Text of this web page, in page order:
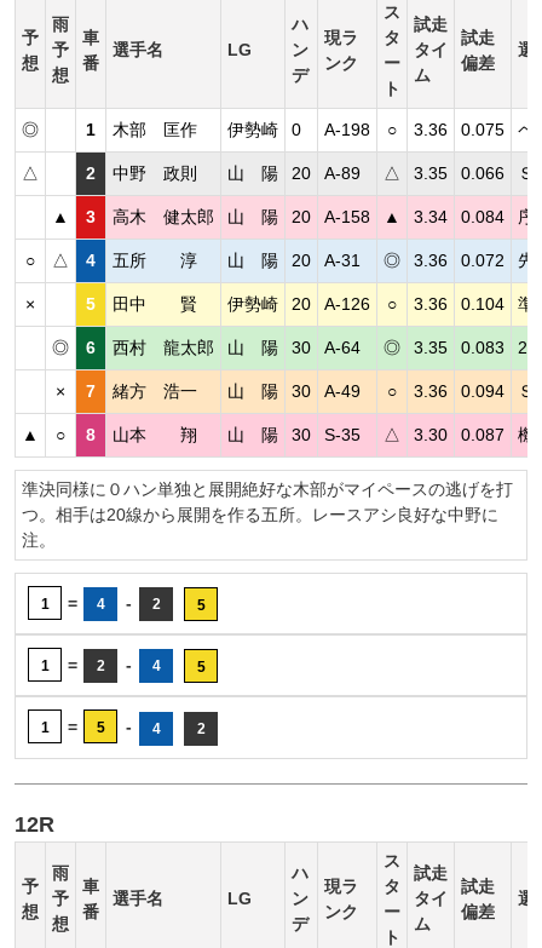
予
想
雨
予
想
車
番
選手名 LG
ハ
ン
デ
現ラ
ンク
ス
タ
ー
ト
試走
タイ
ム
試走
偏差
選
◎ 1 木部 匡作 伊勢崎 0 A-198 ○ 3.36 0.075 ペ
△ 2 中野 政則 山 陽 20 A-89 △ 3.35 0.066 Ｓ
▲ 3 高木 健太郎 山 陽 20 A-158 ▲ 3.34 0.084 序
○ △ 4 五所 淳 山 陽 20 A-31 ◎ 3.36 0.072 先
× 5 田中 賢 伊勢崎 20 A-126 ○ 3.36 0.104 準
◎ 6 西村 龍太郎 山 陽 30 A-64 ◎ 3.35 0.083 20
× 7 緒方 浩一 山 陽 30 A-49 ○ 3.36 0.094 Ｓ
▲ ○ 8 山本 翔 山 陽 30 S-35 △ 3.30 0.087 機
準決同様に０ハン単独と展開絶好な木部がマイペースの逃げを打
つ。相手は20線から展開を作る五所。レースアシ良好な中野に
注。
1 = 4 - 2 5
1 = 2 - 4 5
1 = 5 - 4 2
12R
予
想
雨
予
想
車
番
選手名 LG
ハ
ン
デ
現ラ
ンク
ス
タ
ー
ト
試走
タイ
ム
試走
偏差
選